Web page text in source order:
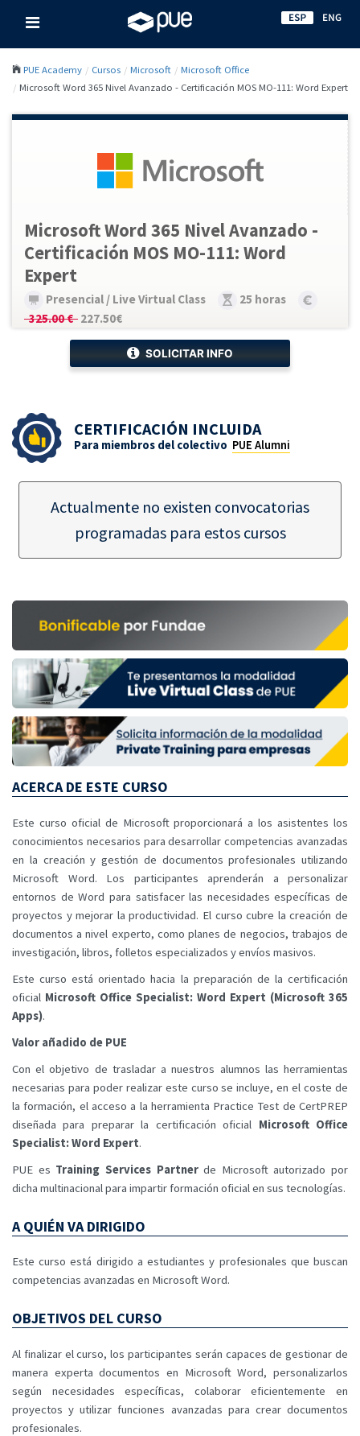
PUE Academy Cursos Microsoft
Microsoft Office
Microsoft Word 365 Nivel Avanzado - Certificación MOS MO-111: Word Expert
Microsoft Word 365 Nivel Avanzado -
Certificación MOS MO-111: Word
Expert
Presencial / Live Virtual Class
25 horas
325.00 € 227.50€
SOLICITAR INFO
CERTIFICACIÓN INCLUIDA
Para miembros del colectivo PUE Alumni
Actualmente no existen convocatorias
programadas para estos cursos
ACERCA DE ESTE CURSO
Este curso oficial de Microsoft proporcionará a los asistentes los
conocimientos necesarios para desarrollar competencias avanzadas
en la creación y gestión de documentos profesionales utilizando
Microsoft Word. Los participantes aprenderán a personalizar
entornos de Word para satisfacer las necesidades específicas de
proyectos y mejorar la productividad. El curso cubre la creación de
documentos a nivel experto, como planes de negocios, trabajos de
investigación, libros, folletos especializados y envíos masivos.
Este curso está orientado hacia la preparación de la certificación
oficial Microsoft Office Specialist: Word Expert (Microsoft 365
Apps).
Valor añadido de PUE
Con el objetivo de trasladar a nuestros alumnos las herramientas
necesarias para poder realizar este curso se incluye, en el coste de
la formación, el acceso a la herramienta Practice Test de CertPREP
diseñada para preparar la certificación oficial Microsoft Office
Specialist: Word Expert.
PUE es Training Services Partnerde Microsoft autorizado por
dicha multinacional para impartir formación oficial en sus tecnologías.
A QUIÉN VA DIRIGIDO
Este curso está dirigido a estudiantes y profesionales que buscan
competencias avanzadas en Microsoft Word.
OBJETIVOS DEL CURSO
Al finalizar el curso, los participantes serán capaces de gestionar de
manera experta documentos en Microsoft Word, personalizarlos
según necesidades específicas, colaborar eficientemente en
proyectos y utilizar funciones avanzadas para crear documentos
profesionales.